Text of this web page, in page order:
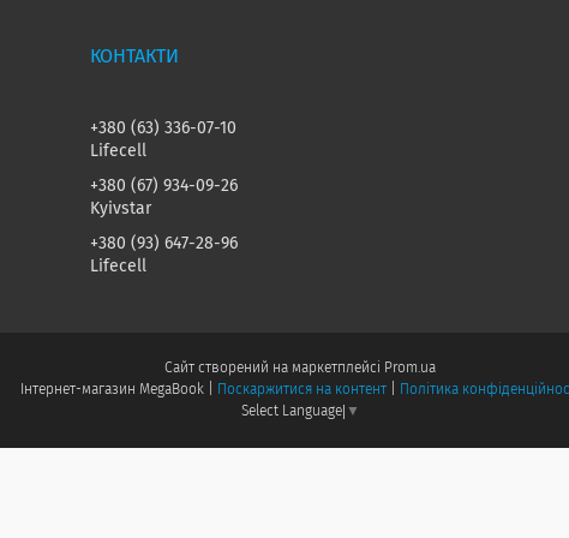
+380 (63) 336-07-10
Lifecell
+380 (67) 934-09-26
Kyivstar
+380 (93) 647-28-96
Lifecell
Сайт створений на маркетплейсі Prom.ua
Поскаржитися на контент
Політика
Select Language ▼